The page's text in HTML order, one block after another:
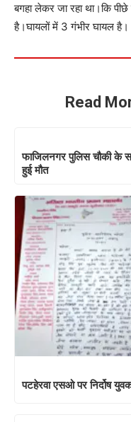
बगहा लेकर जा रहा था।कि
है।घायलों में 3 गंभीर घायल है।
Read
फाजिलनगर पुलिस चौकी के
हुई मौत
पटहेरवा एसओ पर निर्दोष